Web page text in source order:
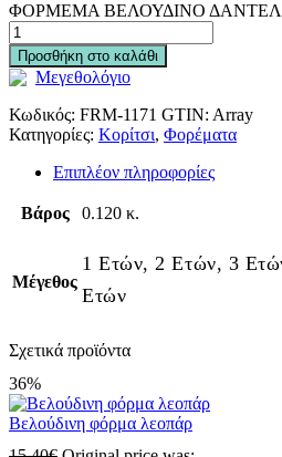
ΦΟΡΜΕΜΑ ΒΕΛΟΥΔΙΝΟ ΔΑΝΤΕΛΑ
Προσθήκη στο καλάθι
Μεγεθολόγιο
Κωδικός: FRM-1171 GTIN: Array
Κατηγορίες: Κορίτσι, Φορέματα
Επιπλέον πληροφορίες
Βάρος 0.120 κ.
Μέγεθος
1 Ετών, 2 Ετών, 3
Ετών
Σχετικά προϊόντα
36%
Βελούδινη φόρμα λεοπάρ